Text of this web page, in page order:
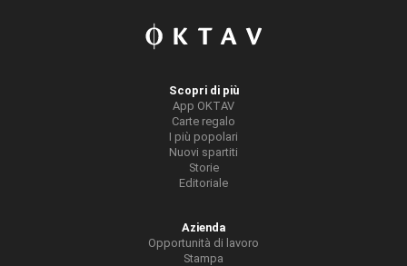
Scopri di più
App OKTAV
Carte regalo
I più popolari
Nuovi spartiti
Storie
Editoriale
Azienda
Opportunità di lavoro
Stampa